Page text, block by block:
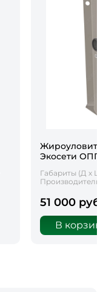
Экосети ОПП
Габариты (Д х Ш
51 000 руб.
В